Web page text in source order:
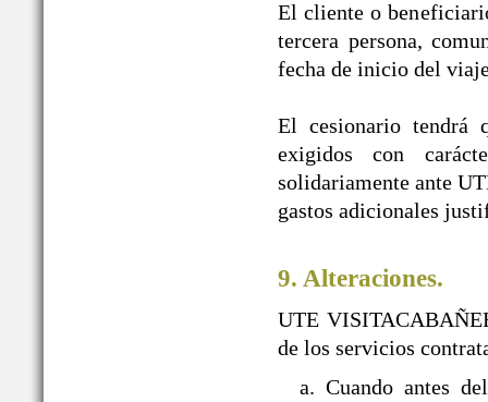
El cliente o
tercera persona,
fecha de inicio del
El cesionario tendrá
exigidos con
solidariamente ante
gastos adicionales
9. Alteraciones.
UTE
de los servicios
a. Cuando antes